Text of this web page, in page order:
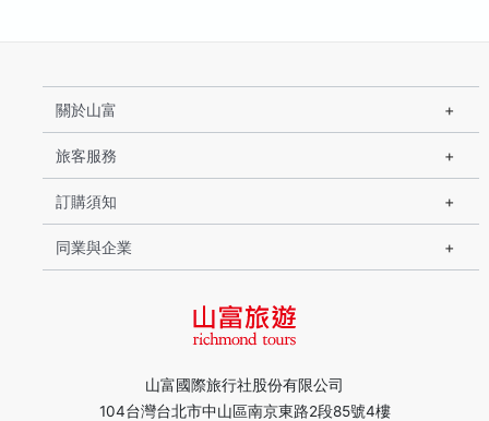
山富國際旅行社股份有限公司
104台灣台北市中山區南京東路2段85號4樓
關於山富
旅客服務
訂購須知
同業與企業